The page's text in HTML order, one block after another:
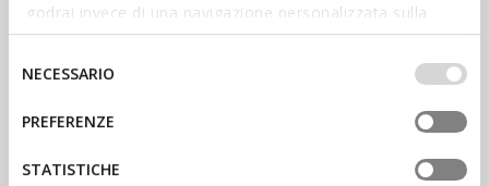
godrai invece di una navigazione personalizzata sulla
base dei tuoi gusti ed interessi. Selezionando
IMPOSTAZIONI potrai anche scegliere quali cookies ed
altri strumenti di tracciamento autorizzare. Per maggiori
informazioni o per modificare in qualsiasi momento le
tue impostazioni, visita la nostra
del
consenso
NECESSARIO
PREFERENZE
STATISTICHE